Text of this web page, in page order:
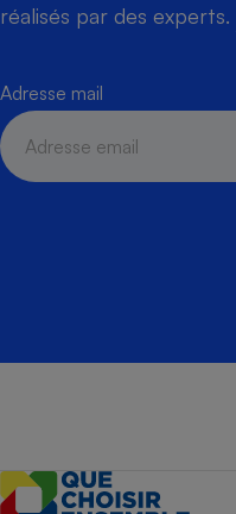
réalisés par des experts.
Adresse mail